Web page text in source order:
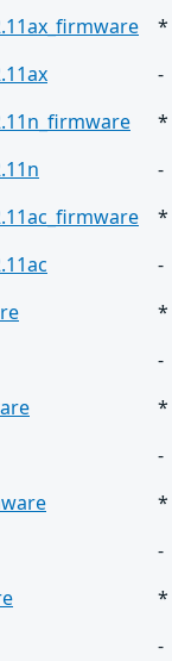
*
-
*
-
*
-
*
-
*
-
*
-
*
-